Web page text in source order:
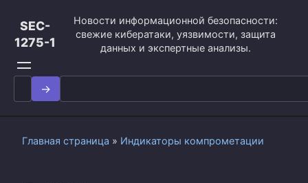
контенту
SEC-
1275-1
Новости информационной безопасности:
свежие кибератаки, уязвимости, защита
данных и экспертные анализы.
Search
for:
Главная страница » Индикаторы компрометации